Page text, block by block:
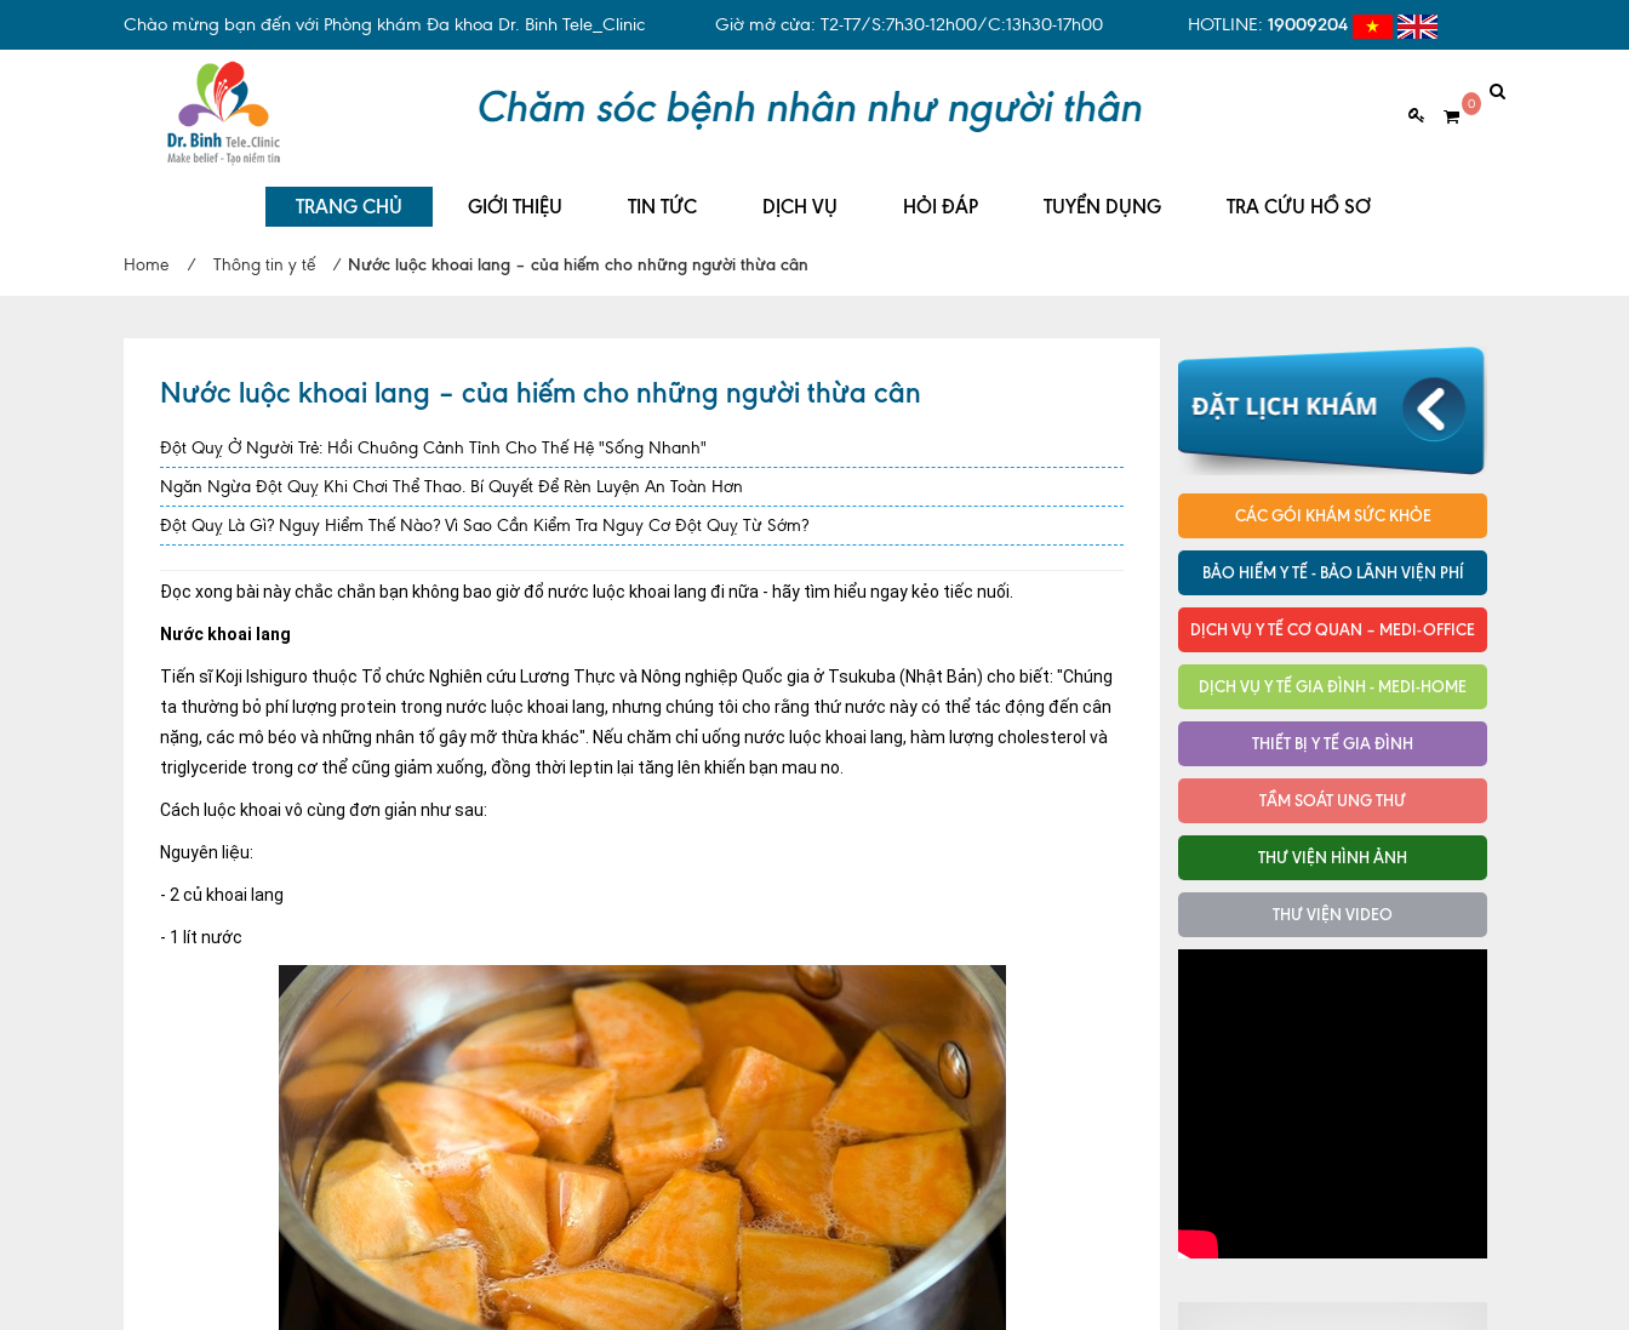
Chào mừng bạn đến với Phòng khám Đa khoa Dr. Binh Tele_Clinic Giờ mở cửa: T2-T7/S:7h30-12h00/C:13h30-17h00 HOTLINE: 19009204
0
TRANG CHỦ GIỚI THIỆU TIN TỨC DỊCH VỤ HỎI ĐÁP TUYỂN DỤNG TRA CỨU HỒ SƠ
Home / Thông tin y tế / Nước luộc khoai lang – của hiếm cho những người thừa cân
Nước luộc khoai lang – của hiếm cho những người thừa cân
Đột Quỵ Ở Người Trẻ: Hồi Chuông Cảnh Tỉnh Cho Thế Hệ "Sống Nhanh"
Ngăn Ngừa Đột Quỵ Khi Chơi Thể Thao. Bí Quyết Để Rèn Luyện An Toàn Hơn
Đột Quỵ Là Gì? Nguy Hiểm Thế Nào? Vì Sao Cần Kiểm Tra Nguy Cơ Đột Quỵ Từ Sớm?
Đọc xong bài này chắc chắn bạn không bao giờ đổ nước luộc khoai lang đi nữa - hãy tìm hiểu ngay kẻo tiếc nuối.
Nước khoai lang
Tiến sĩ Koji Ishiguro thuộc Tổ chức Nghiên cứu Lương Thực và Nông nghiệp Quốc gia ở Tsukuba (Nhật Bản) cho biết: "Chúng
ta thường bỏ phí lượng protein trong nước luộc khoai lang, nhưng chúng tôi cho rằng thứ nước này có thể tác động đến cân
nặng, các mô béo và những nhân tố gây mỡ thừa khác". Nếu chăm chỉ uống nước luộc khoai lang, hàm lượng cholesterol và
triglyceride trong cơ thể cũng giảm xuống, đồng thời leptin lại tăng lên khiến bạn mau no.
Cách luộc khoai vô cùng đơn giản như sau:
Nguyên liệu:
- 2 củ khoai lang
- 1 lít nước
CÁC GÓI KHÁM SỨC KHỎE
BẢO HIỂM Y TẾ - BẢO LÃNH VIỆN PHÍ
DỊCH VỤ Y TẾ CƠ QUAN – MEDI-OFFICE
DỊCH VỤ Y TẾ GIA ĐÌNH - MEDI-HOME
THIẾT BỊ Y TẾ GIA ĐÌNH
TẦM SOÁT UNG THƯ
THƯ VIỆN HÌNH ẢNH
THƯ VIỆN VIDEO